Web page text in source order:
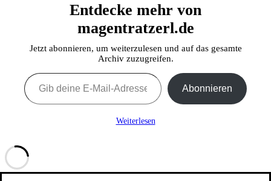
Entdecke mehr von
magentratzerl.de
Jetzt abonnieren, um weiterzulesen und auf das gesamte
Archiv zuzugreifen.
Gib deine E-Mail-Adresse ein ...
Abonnieren
Weiterlesen